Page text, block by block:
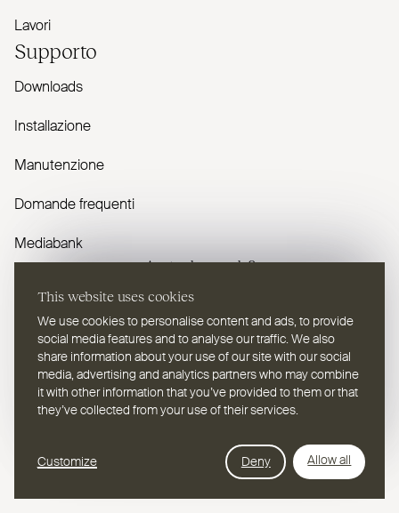
This website uses cookies
We use cookies to personalise content and ads, to provide
social media features and to analyse our traffic. We also
share information about your use of our site with our social
media, advertising and analytics partners who may combine
it with other information that you’ve provided to them or that
they’ve collected from your use of their services.
Customize Deny Allow all
Lavori
Supporto
Downloads
Installazione
Manutenzione
Domande frequenti
Mediabank
Avete domande?
© 20262TEC2, Tutti i diritti riservati Informativa sulla privacy Cookies
Selezionare una lingua